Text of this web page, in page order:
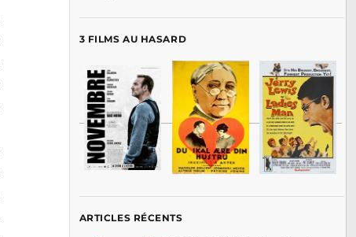
3 FILMS AU HASARD
ARTICLES RÉCENTS